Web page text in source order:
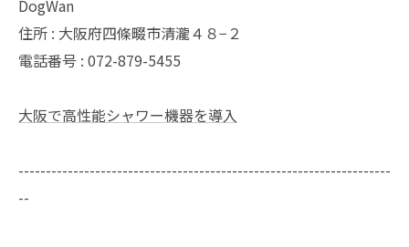
DogWan
住所 : 大阪府四條畷市清瀧４８−２
電話番号 : 072-879-5455
大阪で高性能シャワー機器を導入
--------------------------------------------------------------------
--